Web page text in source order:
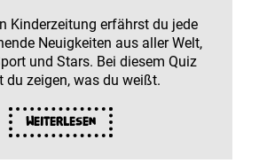
Kinderzeitung erfährst du jede
Neuigkeiten aus aller Welt,
und Stars. Bei diesem Quiz
du zeigen, was du weißt.
Weiterlesen